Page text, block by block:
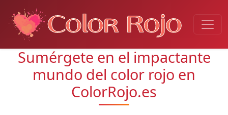
Sumérgete en el impactante
mundo del color rojo en
ColorRojo.es